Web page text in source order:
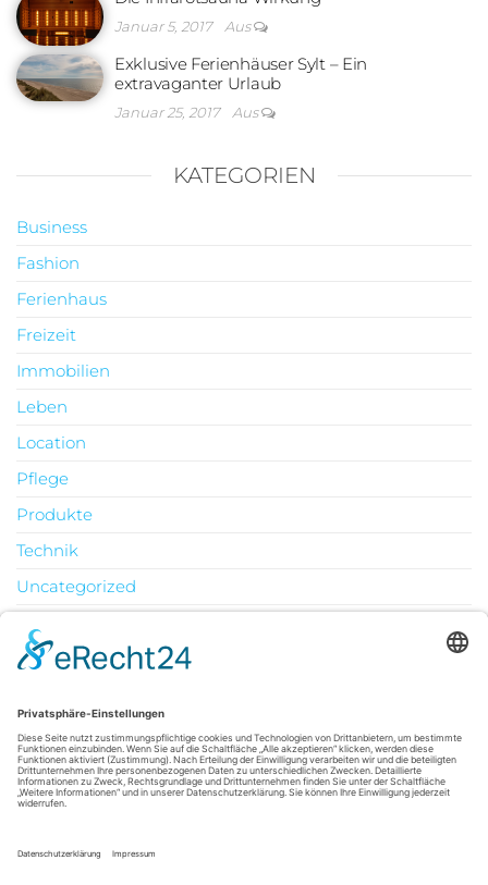
Januar 5, 2017 Aus
Exklusive Ferienhäuser Sylt – Ein
extravaganter Urlaub
Januar 25, 2017 Aus
KATEGORIEN
Business
Fashion
Ferienhaus
Freizeit
Immobilien
Leben
Location
Pflege
Produkte
Technik
Uncategorized
M
D
1
2
3
4 5 6 7 8
9
17
18 19